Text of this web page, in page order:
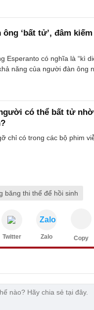
‘bất tử’, đâm
Esperanto có nghĩa là “kì
năng của người đàn ông
có thể bất tử
chỉ có trong các bộ phim
băng thi thể để hồi sinh
Twitter
Zalo
Zalo Copy